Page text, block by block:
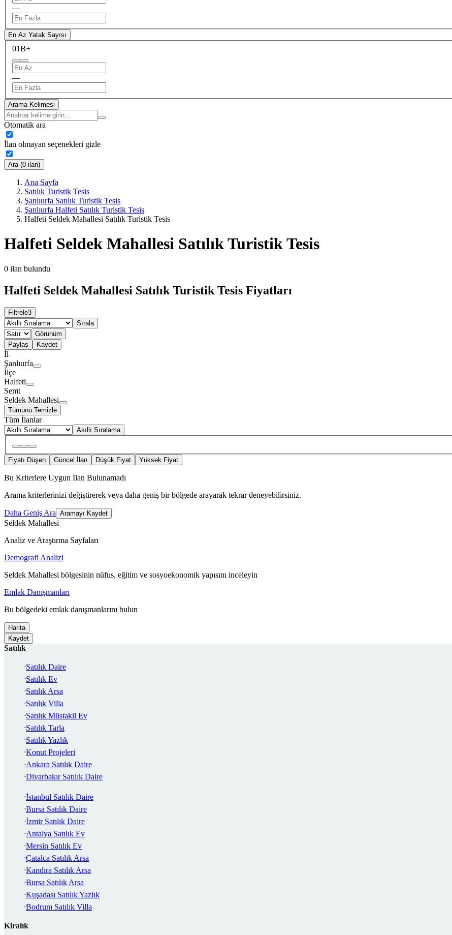
—
En Az Yatak Sayısı
01B+
—
Arama Kelimesi
Otomatik ara
İlan olmayan seçenekleri gizle
Ara (0 ilan)
Ana Sayfa
Satılık Turistik Tesis
Şanlıurfa Satılık Turistik Tesis
Şanlıurfa Halfeti Satılık Turistik Tesis
Halfeti Seldek Mahallesi Satılık Turistik Tesis
Halfeti Seldek Mahallesi Satılık Turistik Tesis
0 ilan bulundu
Halfeti Seldek Mahallesi Satılık Turistik Tesis Fiyatları
Filtrele3
Sırala
Görünüm
Paylaş
Kaydet
İl
Şanlıurfa
İlçe
Halfeti
Semt
Seldek Mahallesi
Tümünü Temizle
Tüm İlanlar
Akıllı Sıralama
Fiyatı Düşen Güncel İlan Düşük Fiyat Yüksek Fiyat
Bu Kriterlere Uygun İlan Bulunamadı
Arama kriterlerinizi değiştirerek veya daha geniş bir bölgede arayarak tekrar deneyebilirsiniz.
Daha Geniş Ara Aramayı Kaydet
Seldek Mahallesi
Analiz ve Araştırma Sayfaları
Demografi Analizi
Seldek Mahallesi bölgesinin nüfus, eğitim ve sosyoekonomik yapısını inceleyin
Emlak Danışmanları
Bu bölgedeki emlak danışmanlarını bulun
Harita
Kaydet
Satılık
Satılık Daire
Satılık Ev
Satılık Arsa
Satılık Villa
Satılık Müstakil Ev
Satılık Tarla
Satılık Yazlık
Konut Projeleri
Ankara Satılık Daire
Diyarbakır Satılık Daire
İstanbul Satılık Daire
Bursa Satılık Daire
İzmir Satılık Daire
Antalya Satılık Ev
Mersin Satılık Ev
Çatalca Satılık Arsa
Kandıra Satılık Arsa
Bursa Satılık Arsa
Kuşadası Satılık Yazlık
Bodrum Satılık Villa
Kiralık